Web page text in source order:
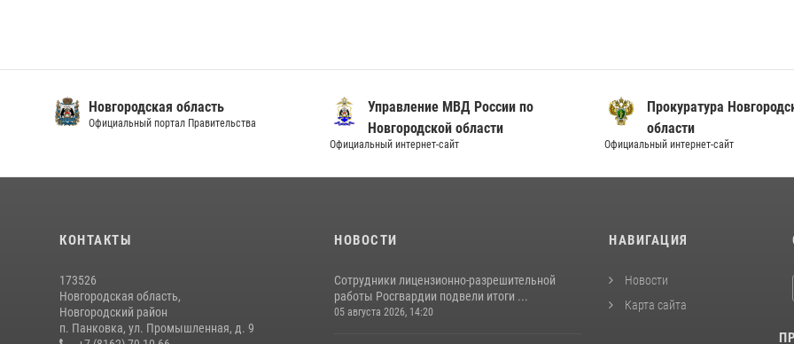
Новгородская область
Официальный портал Правительства
Управление МВД России по
Новгородской области
Официальный интернет-сайт
Прокуратура
области
Официальный интернет-сайт
КОНТАКТЫ
173526
Новгородская область,
Новгородский район
п. Панковка, ул. Промышленная, д. 9
НОВОСТИ
Сотрудники лицензионно-разрешительной
работы Росгвардии подвели итоги ...
05 августа 2026, 14:20
НАВИГАЦИЯ
Новости
Карта сайта